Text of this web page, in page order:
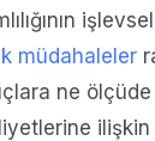
müdahaleler
ne